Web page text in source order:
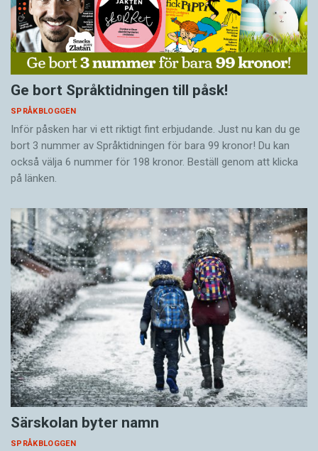
Ge bort Språktidningen till påsk!
SPRÅKBLOGGEN
Inför påsken har vi ett riktigt fint erbjudande. Just nu kan du ge
bort 3 nummer av Språktidningen för bara 99 kronor! Du kan
också välja 6 nummer för 198 kronor. Beställ genom att klicka
på länken.
Särskolan byter namn
SPRÅKBLOGGEN